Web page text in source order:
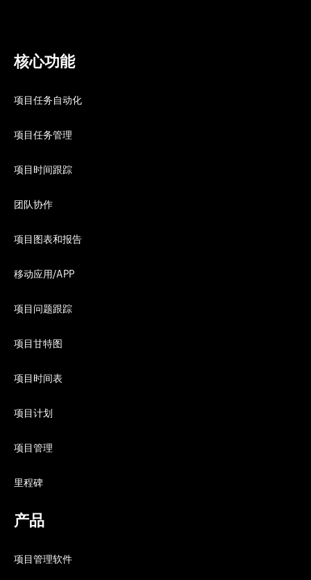
核心功能
项目任务自动化
项目任务管理
项目时间跟踪
团队协作
项目图表和报告
移动应用/APP
项目问题跟踪
项目甘特图
项目时间表
项目计划
项目管理
里程碑
产品
项目管理软件